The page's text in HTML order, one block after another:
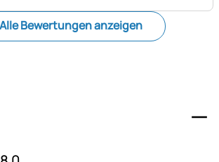
Alle Bewertungen anzeigen